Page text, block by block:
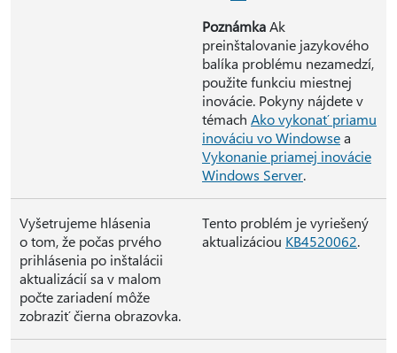
PoznámkaAk
preinštalovanie jazykového
balíka problému nezamedzí,
použite funkciu miestnej
inovácie. Pokyny nájdete v
témach Ako vykonať priamu
inováciu vo Windowsea
Vykonanie priamej inovácie
Windows Server.
Vyšetrujeme hlásenia
o tom, že počas prvého
prihlásenia po inštalácii
aktualizácií sa v malom
počte zariadení môže
zobraziť čierna obrazovka.
Tento problém je vyriešený
aktualizáciou KB4520062.